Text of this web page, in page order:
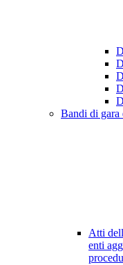
Bandi di gara
Atti
enti